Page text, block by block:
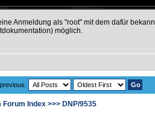
Anmeldung als "root" mit dem dafür
möglich.
Forum Index >>> DNP/9535